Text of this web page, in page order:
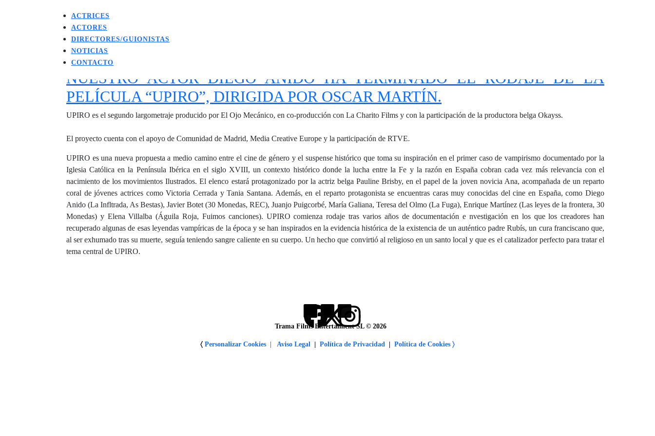
ACTRICES
ACTORES
DIRECTORES/GUIONISTAS
NOTICIAS
CONTACTO
NUESTRO ACTOR DIEGO ANIDO HA TERMINADO EL RODAJE DE LA
PELÍCULA “UPIRO”, DIRIGIDA POR OSCAR MARTÍN.
UPIRO es el segundo largometraje producido por El Ojo Mecánico, en co-producción con La Charito Films y con la participación de la productora belga Okayss.
El proyecto cuenta con el apoyo de Comunidad de Madrid, Media Creative Europe y la participación de RTVE.
UPIRO es una nueva propuesta a medio camino entre el cine de género y el suspense histórico que toma su inspiración en el primer caso de vampirismo documentado por la
Iglesia Católica en la Península Ibérica en el siglo XVIII, un contexto histórico donde la lucha entre la Fe y la razón en España cobran cada vez más relevancia con el
nacimiento de los movimientos Ilustrados. El elenco estará protagonizado por la actriz belga Pauline Brisby, en el papel de la joven novicia Ana, acompañada de un reparto
coral de jóvenes actrices como Victoria Cerrada y Tania Santana. Además, en el reparto protagonista se encuentras caras muy conocidas del cine en España, como Diego
Anido (La Infltrada, As Bestas), Javier Botet (30 Monedas, REC), Juanjo Puigcorbé, María Galiana, Teresa del Olmo (La Fuga), Enrique Martínez (Las leyes de la frontera, 30
Monedas) y Elena Villalba (Águila Roja, Fuimos canciones). UPIRO comienza rodaje tras varios años de documentación e nvestigación en los que los creadores han
recuperado algunas de esas leyendas vampíricas de la época y se han inspirados en la evidencia histórica de la existencia de un auténtico padre Rubís, un cura franciscano que,
al ser exhumado tras su muerte, seguía teniendo sangre caliente en su cuerpo. Un hecho que convirtió al religioso en un santo local y que es el catalizador perfecto para tratar el
tema central de UPIRO.
Trama Films Entertaiment SL © 2026
〈 Personalizar Cookies | Aviso Legal Política de Privacidad Política de Cookies 〉